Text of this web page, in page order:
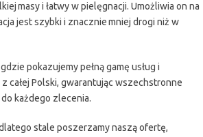
masy i łatwy w pielęgnacji. Umożliwia on na
jest szybki i znacznie mniej drogi niż w
gdzie pokazujemy pełną gamę usług i
całej Polski, gwarantując wszechstronne
każdego zlecenia.
stale poszerzamy naszą ofertę,